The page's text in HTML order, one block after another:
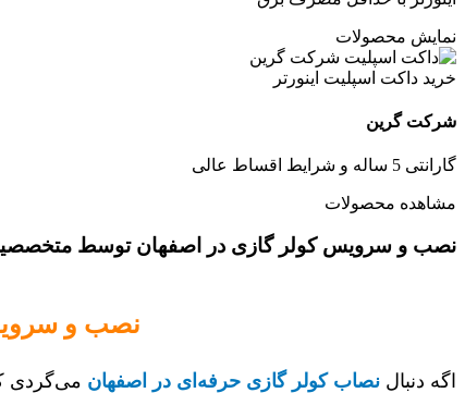
نمایش محصولات
خرید داکت اسپلیت اینورتر
شرکت گرین
گارانتی 5 ساله و شرایط اقساط عالی
مشاهده محصولات
نصب و سرویس کولر گازی در اصفهان توسط
نصب و
اگه دنبال نصاب کولر گازی حرفه‌ای در اصفهان می‌گردی